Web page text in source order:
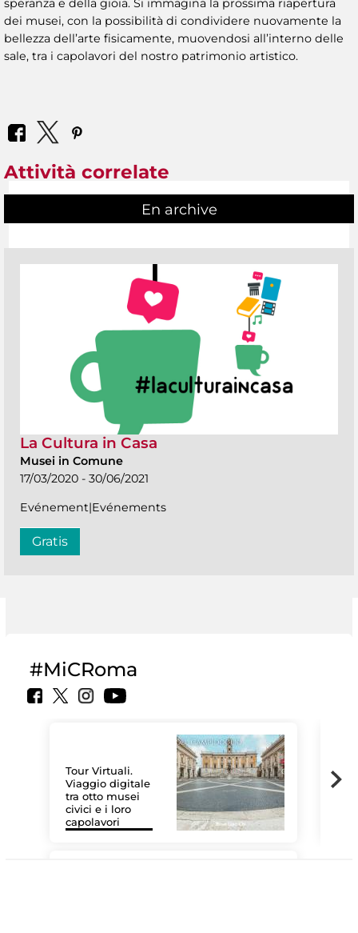
speranza e della gioia. Si immagina la prossima riapertura
dei musei, con la possibilità di condividere nuovamente la
bellezza dell’arte fisicamente, muovendosi all’interno delle
sale, tra i capolavori del nostro patrimonio artistico.
Attività correlate
En archive
La Cultura in Casa
Musei in Comune
17/03/2020 - 30/06/2021
Evénement|Evénements
Gratis
#MiCRoma
Tour Virtuali.
Viaggio digitale
tra otto musei
civici e i loro
capolavori